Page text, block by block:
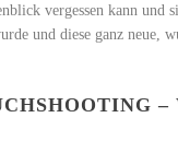
vergessen kann und
und diese ganz neue,